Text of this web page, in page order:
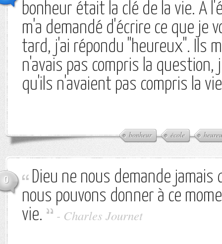
bonheur était la clé de la vie. A
m'a demandé d'écrire ce que je
tard, j'ai répondu "heureux". Ils
n'avais pas compris la question,
qu'ils n'avaient pas compris la
bonheur école
0
Dieu ne nous demande jamais
nous pouvons donner à ce
vie.
- Charles Journet